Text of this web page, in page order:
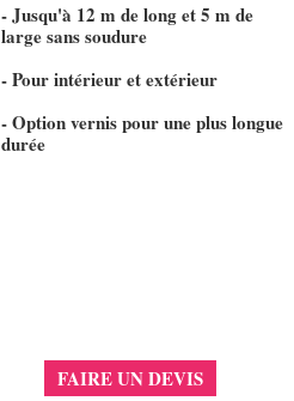
- Jusqu'à 12 m de long et 5 m de
large sans soudure
- Pour intérieur et extérieur
- Option vernis pour une plus longue
durée
FAIRE UN DEVIS